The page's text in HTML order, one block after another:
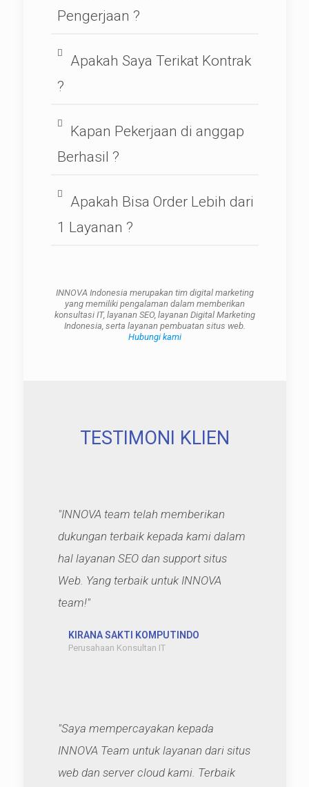
Pengerjaan ?
Apakah Saya Terikat Kontrak
?
Kapan Pekerjaan di anggap
Berhasil ?
Apakah Bisa Order Lebih dari
1 Layanan ?
INNOVA Indonesia merupakan tim digital marketing
yang memiliki pengalaman dalam memberikan
konsultasi IT, layanan SEO, layanan Digital Marketing
Indonesia, serta layanan pembuatan situs web.
Hubungi kami
TESTIMONI KLIEN
"INNOVA team telah memberikan
dukungan terbaik kepada kami dalam
hal layanan SEO dan support situs
Web. Yang terbaik untuk INNOVA
team!"
KIRANA SAKTI KOMPUTINDO
Perusahaan Konsultan IT
"Saya mempercayakan kepada
INNOVA Team untuk layanan dari situs
web dan server cloud kami. Terbaik